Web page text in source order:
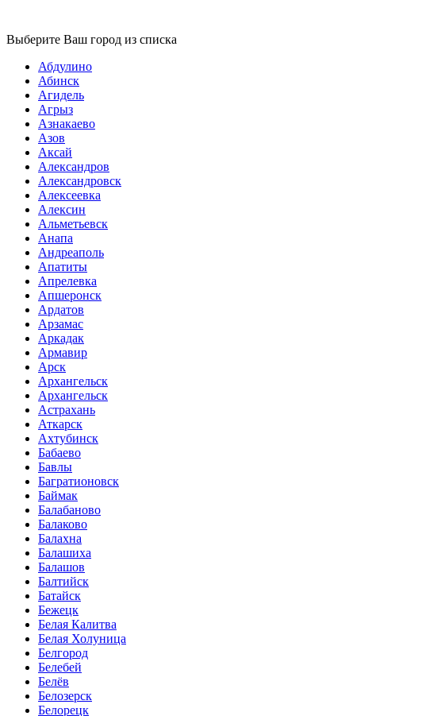
Выберите Ваш город из списка
Абдулино
Абинск
Агидель
Агрыз
Азнакаево
Азов
Аксай
Александров
Александровск
Алексеевка
Алексин
Альметьевск
Анапа
Андреаполь
Апатиты
Апрелевка
Апшеронск
Ардатов
Арзамас
Аркадак
Армавир
Арск
Архангельск
Архангельск
Астрахань
Аткарск
Ахтубинск
Бабаево
Бавлы
Багратионовск
Баймак
Балабаново
Балаково
Балахна
Балашиха
Балашов
Балтийск
Батайск
Бежецк
Белая Калитва
Белая Холуница
Белгород
Белебей
Белёв
Белозерск
Белорецк